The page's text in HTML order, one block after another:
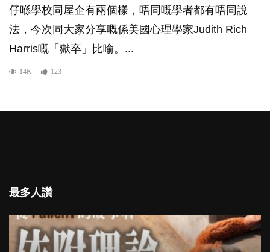
仔喺學校同屋企有兩個樣，唔同嘅學者都有唔同說
法，今次同大家分享嘅係美國心理學家Judith Rich
Harris嘅「獄卒」比喻。...
14K 123
最多人讚